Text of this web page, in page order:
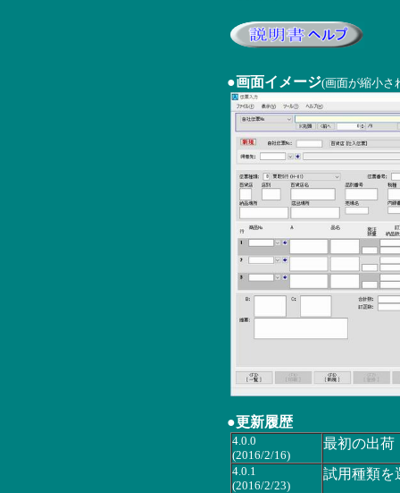
●画面イメージ(画面が縮小さ
●更新履歴
4.0.0
(2016/2/16)
最初の出荷
4.0.1
(2016/2/23)
試用種類を